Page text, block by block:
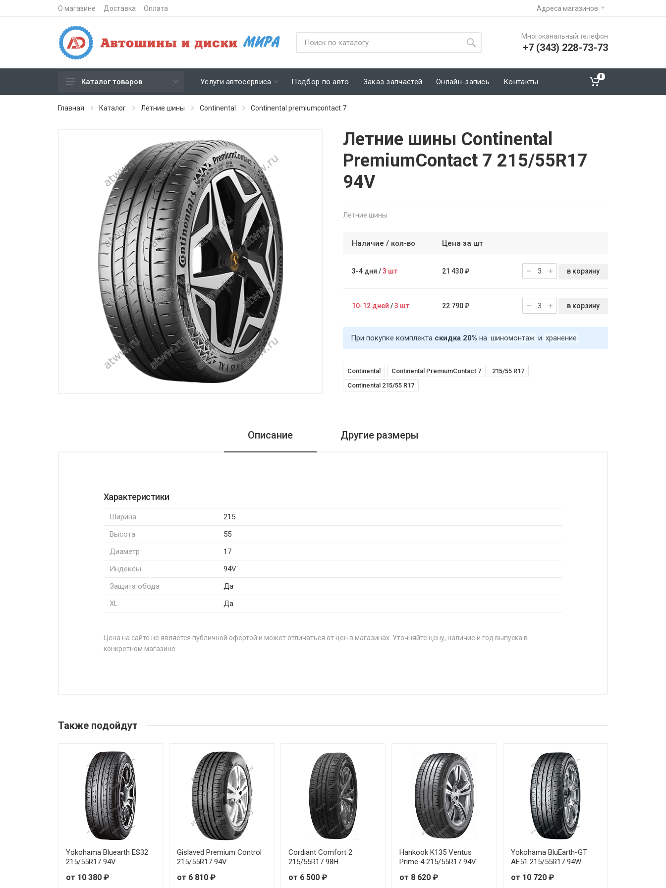
О магазине Доставка Оплата Адреса магазинов
Многоканальный телефон
+7 (343) 228-73-73
Зимние шипованные шины
Штампованные диски
Кованые диски
Каталог товаров Услуги автосервиса Подбор по авто Заказ запчастей Онлайн-запись Контакты
0
Главная Каталог Летние шины Continental Continental premiumcontact 7
Летние шины Continental
PremiumContact 7 215/55R17
94V
Летние шины
Наличие / кол-во Цена за шт
3-4 дня /3 шт 21 430 ₽ в корзину
10-12 дней /3 шт 22 790 ₽ в корзину
При покупке комплекта скидка 20% на шиномонтаж и хранение
Continental Continental PremiumContact 7
215/55 R17
Continental 215/55 R17
Описание Другие размеры
Характеристики
Ширина
215
Высота
55
Диаметр
17
Индексы
94V
Защита обода
Да
XL
Да
Цена на сайте не является публичной офертой и может отличаться от цен в магазинах. Уточняйте цену, наличие и год выпуска в
конкретном магазине.
Continental PremiumContact 7 215/40R18 89Y
Continental PremiumContact 7 215/50R18 92V от 25 520 ₽
Continental PremiumContact 7 215/55R17 98W от 23 970 ₽
Continental PremiumContact 7 215/55R18 99V от 22 350 ₽
Continental PremiumContact 7 215/60R17 96V от 22 470 ₽
Continental PremiumContact 7 225/40R18 92Y от 17 200 ₽
Continental PremiumContact 7 225/40R20 94Y
Также подойдут
Yokohama Bluearth ES32
215/55R17 94V
от 10 380 ₽
Gislaved Premium Control
215/55R17 94V
от 6 810 ₽
Cordiant Comfort 2
215/55R17 98H
от 6 500 ₽
Hankook K135 Ventus
Prime 4 215/55R17 94V
от 8 620 ₽
Yokohama BluEarth-GT
AE51 215/55R17 94W
от 10 720 ₽